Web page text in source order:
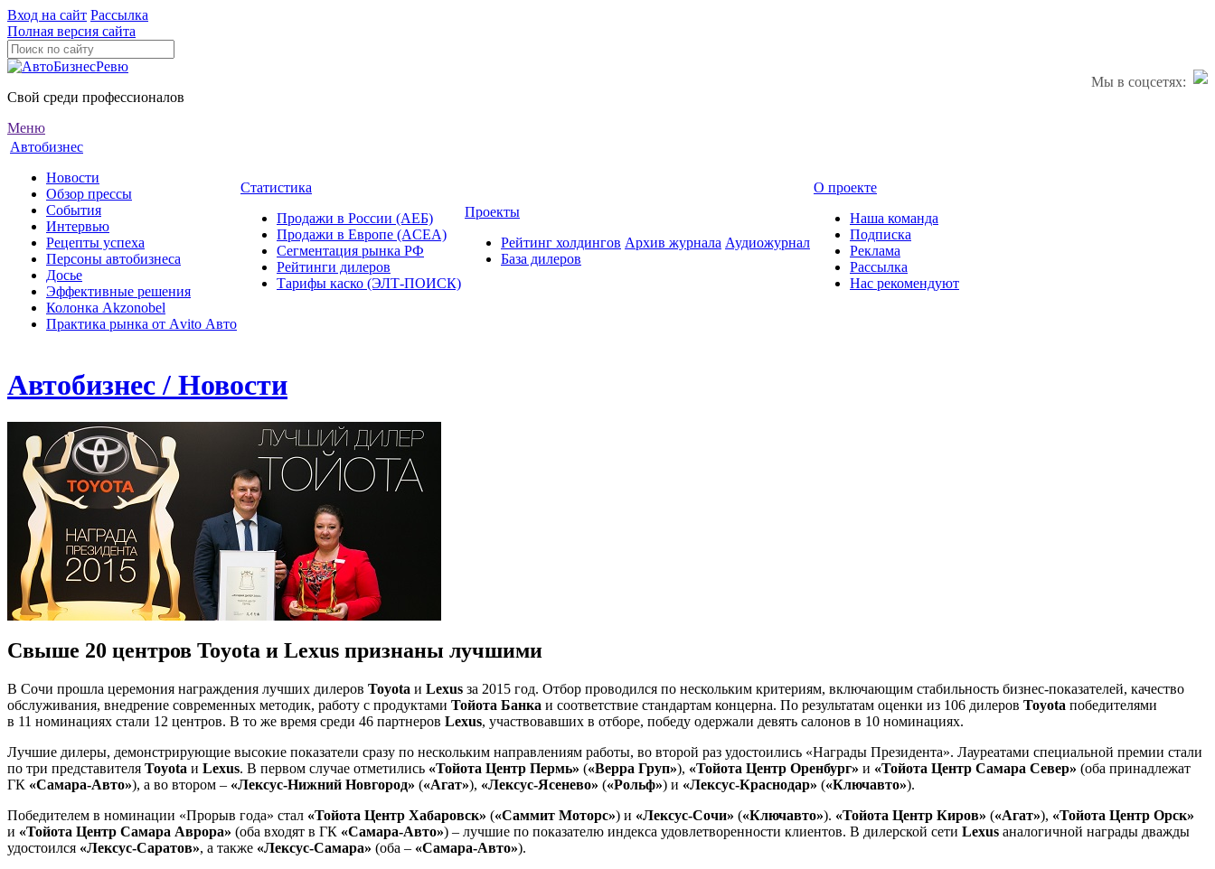
Вход на сайт Рассылка
Полная версия сайта
Мы в соцсетях:
Свой среди профессионалов
Меню
Автобизнес
Новости
Обзор прессы
События
Интервью
Рецепты успеха
Персоны автобизнеса
Досье
Эффективные решения
Колонка Akzonobel
Практика рынка от Аvito Авто
Статистика
Продажи в России (АЕБ)
Продажи в Европе (ACEA)
Сегментация рынка РФ
Рейтинги дилеров
Тарифы каско (ЭЛТ-ПОИСК)
Проекты
Рейтинг холдингов
База дилеров
Архив журнала Аудиожурнал
О проекте
Наша команда
Подписка
Реклама
Рассылка
Нас рекомендуют
Автобизнес / Новости
Свыше 20 центров Toyota и Lexus признаны лучшими
В Сочи прошла церемония награждения лучших дилеров Toyota и Lexus за 2015 год. Отбор проводился по нескольким критериям, включающим стабильность бизнес-показателей, качество
обслуживания, внедрение современных методик, работу с продуктами Тойота Банка и соответствие стандартам концерна. По результатам оценки из 106 дилеров Toyota победителями
в 11 номинациях стали 12 центров. В то же время среди 46 партнеров Lexus, участвовавших в отборе, победу одержали девять салонов в 10 номинациях.
Лучшие дилеры, демонстрирующие высокие показатели сразу по нескольким направлениям работы, во второй раз удостоились «Награды Президента». Лауреатами специальной премии стали
по три представителя Toyota и Lexus. В первом случае отметились «Тойота Центр Пермь» («Верра Груп»), «Тойота Центр Оренбург» и «Тойота Центр Самара Север» (оба принадлежат
ГК «Самара-Авто»), а во втором – «Лексус-Нижний Новгород» («Агат»), «Лексус-Ясенево» («Рольф») и «Лексус-Краснодар» («Ключавто»).
Победителем в номинации «Прорыв года» стал «Тойота Центр Хабаровск» («Саммит Моторс») и «Лексус-Сочи» («Ключавто»). «Тойота Центр Киров» («Агат»), «Тойота Центр Орск»
и «Тойота Центр Самара Аврора» (оба входят в ГК «Самара-Авто») – лучшие по показателю индекса удовлетворенности клиентов. В дилерской сети Lexus аналогичной награды дважды
удостоился «Лексус-Саратов», а также «Лексус-Самара» (оба – «Самара-Авто»).